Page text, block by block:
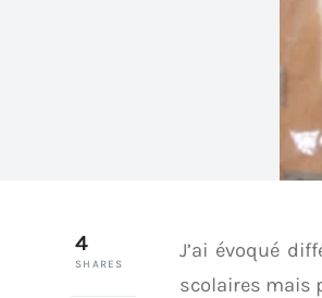
4
SHARES
J’ai évoqué
scolaires mais